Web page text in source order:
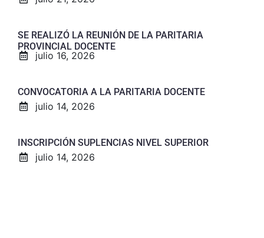
SE REALIZÓ LA REUNIÓN DE LA PARITARIA
PROVINCIAL DOCENTE
julio 16, 2026
CONVOCATORIA A LA PARITARIA DOCENTE
julio 14, 2026
INSCRIPCIÓN SUPLENCIAS NIVEL SUPERIOR
julio 14, 2026